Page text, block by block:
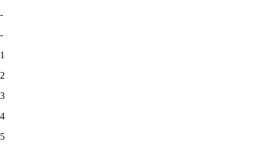
-
-
1
2
3
4
5